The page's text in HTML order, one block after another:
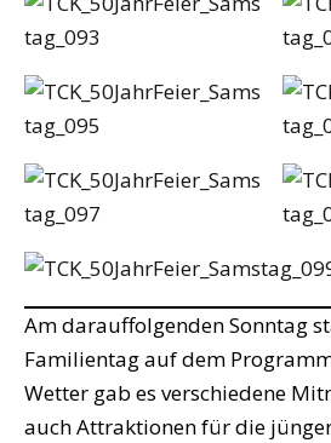
Am darauffolgenden Sonntag
Familientag auf dem
Wetter gab es verschiedene
auch Attraktionen für die